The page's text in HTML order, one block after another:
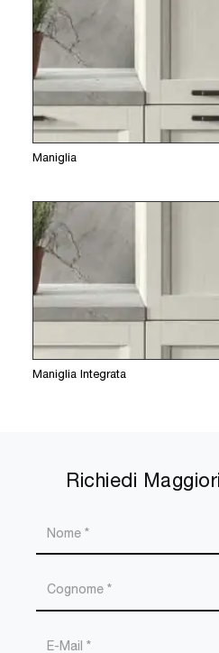
Maniglia
Maniglia Integrata
Richiedi